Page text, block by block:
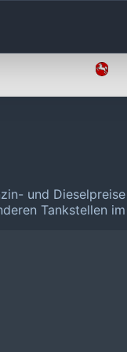
und
Tankstellen